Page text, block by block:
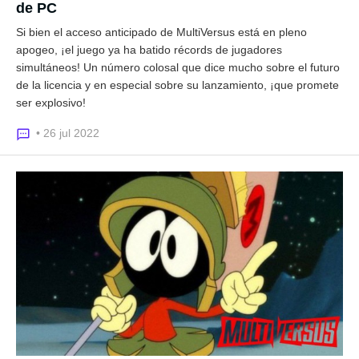
de PC
Si bien el acceso anticipado de MultiVersus está en pleno
apogeo, ¡el juego ya ha batido récords de jugadores
simultáneos! Un número colosal que dice mucho sobre el futuro
de la licencia y en especial sobre su lanzamiento, ¡que promete
ser explosivo!
• 26 jul 2022